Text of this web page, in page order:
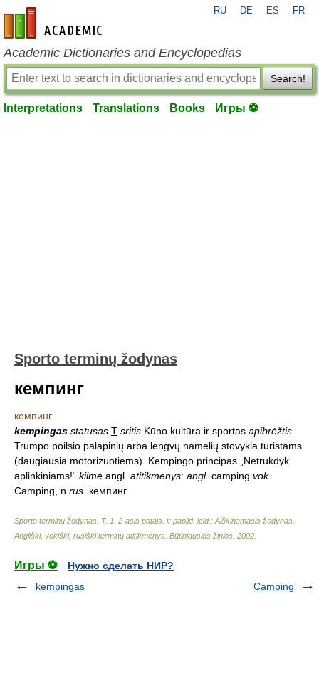
en-academic.com
RU DE ES FR
Academic Dictionaries and Encyclopedias
Search!
Interpretations Translations Books Игры ⚽
Sporto terminų žodynas
кемпинг
кемпинг
kempingas statusas T sritis Kūno kultūra ir sportas apibrėžtis
Trumpo poilsio palapinių arba lengvų namelių stovykla turistams
(daugiausia motorizuotiems). Kempingo principas „Netrukdyk
aplinkiniams!“ kilmė angl. atitikmenys: angl. camping vok.
Camping, n rus. кемпинг
Sporto terminų žodynas. T. 1. 2-asis patais. ir papild. leid.: Aiškinamasis žodynas.
Angliški, vokiški, rusiški terminų atitikmenys. Būtiniausios žinios 2002
Игры ⚽
Нужно сделать НИР?
kempingas
Camping